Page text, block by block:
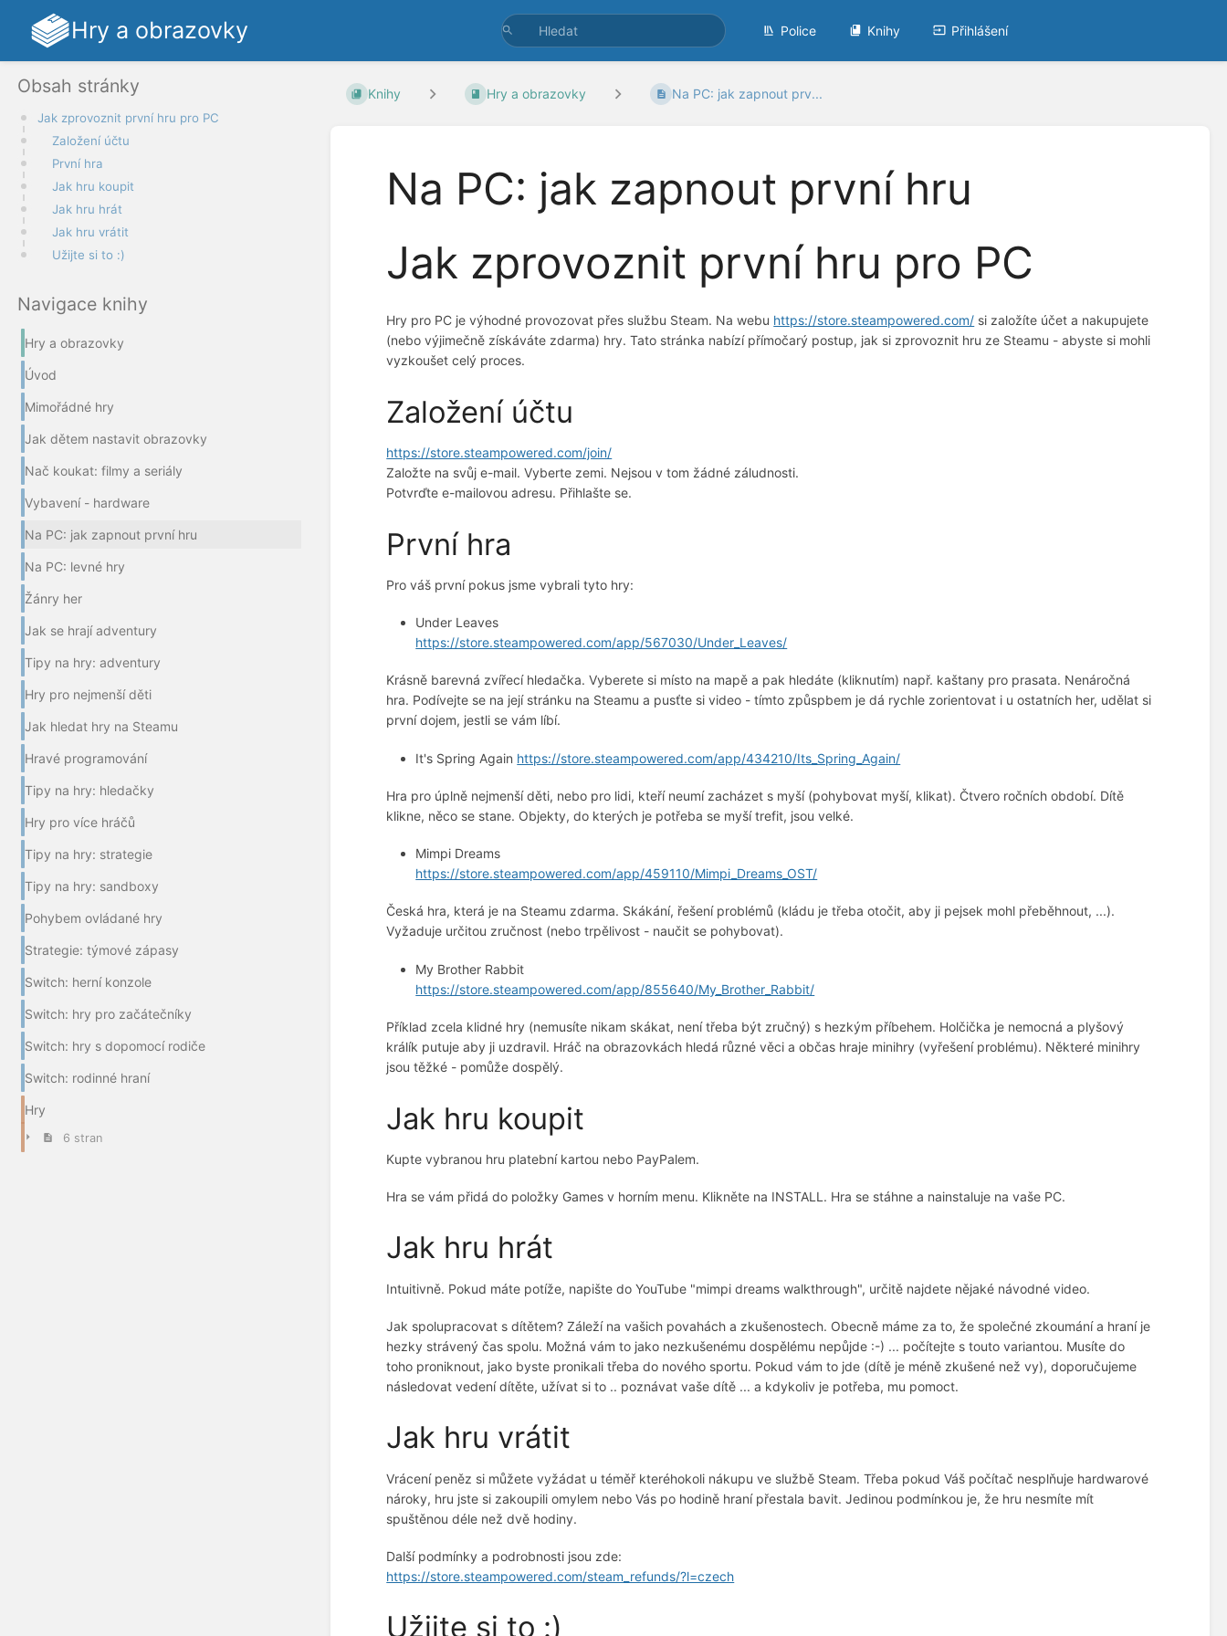
Hry a obrazovky Police Knihy Přihlášení
Obsah stránky
Jak zprovoznit první hru pro PC
Založení účtu
První hra
Jak hru koupit
Jak hru hrát
Jak hru vrátit
Užijte si to :)
Navigace knihy
Hry a obrazovky
Úvod
Mimořádné hry
Jak dětem nastavit obrazovky
Nač koukat: filmy a seriály
Vybavení - hardware
Na PC: jak zapnout první hru
Na PC: levné hry
Žánry her
Jak se hrají adventury
Tipy na hry: adventury
Hry pro nejmenší děti
Jak hledat hry na Steamu
Hravé programování
Tipy na hry: hledačky
Hry pro více hráčů
Tipy na hry: strategie
Tipy na hry: sandboxy
Pohybem ovládané hry
Strategie: týmové zápasy
Switch: herní konzole
Switch: hry pro začátečníky
Switch: hry s dopomocí rodiče
Switch: rodinné hraní
Hry
6 stran
Knihy Hry a obrazovky Na PC: jak zapnout prv...
Na PC: jak zapnout první hru
Jak zprovoznit první hru pro PC
Hry pro PC je výhodné provozovat přes službu Steam. Na webu https://store.steampowered.com/ si založíte účet a nakupujete
(nebo výjimečně získáváte zdarma) hry. Tato stránka nabízí přímočarý postup, jak si zprovoznit hru ze Steamu - abyste si mohli
vyzkoušet celý proces.
Založení účtu
https://store.steampowered.com/join/
Založte na svůj e-mail. Vyberte zemi. Nejsou v tom žádné záludnosti.
Potvrďte e-mailovou adresu. Přihlašte se.
První hra
Pro váš první pokus jsme vybrali tyto hry:
Under Leaves
https://store.steampowered.com/app/567030/Under_Leaves/
Krásně barevná zvířecí hledačka. Vyberete si místo na mapě a pak hledáte (kliknutím) např. kaštany pro prasata. Nenáročná
hra. Podívejte se na její stránku na Steamu a pusťte si video - tímto způspbem je dá rychle zorientovat i u ostatních her, udělat si
první dojem, jestli se vám líbí.
It's Spring Again https://store.steampowered.com/app/434210/Its_Spring_Again/
Hra pro úplně nejmenší děti, nebo pro lidi, kteří neumí zacházet s myší (pohybovat myší, klikat). Čtvero ročních období. Dítě
klikne, něco se stane. Objekty, do kterých je potřeba se myší trefit, jsou velké.
Mimpi Dreams
https://store.steampowered.com/app/459110/Mimpi_Dreams_OST/
Česká hra, která je na Steamu zdarma. Skákání, řešení problémů (kládu je třeba otočit, aby ji pejsek mohl přeběhnout, ...).
Vyžaduje určitou zručnost (nebo trpělivost - naučit se pohybovat).
My Brother Rabbit
https://store.steampowered.com/app/855640/My_Brother_Rabbit/
Příklad zcela klidné hry (nemusíte nikam skákat, není třeba být zručný) s hezkým příbehem. Holčička je nemocná a plyšový
králík putuje aby ji uzdravil. Hráč na obrazovkách hledá různé věci a občas hraje minihry (vyřešení problému). Některé minihry
jsou těžké - pomůže dospělý.
Jak hru koupit
Kupte vybranou hru platební kartou nebo PayPalem.
Hra se vám přidá do položky Games v horním menu. Klikněte na INSTALL. Hra se stáhne a nainstaluje na vaše PC.
Jak hru hrát
Intuitivně. Pokud máte potíže, napište do YouTube "mimpi dreams walkthrough", určitě najdete nějaké návodné video.
Jak spolupracovat s dítětem? Záleží na vašich povahách a zkušenostech. Obecně máme za to, že společné zkoumání a hraní je
hezky strávený čas spolu. Možná vám to jako nezkušenému dospělému nepůjde :-) ... počítejte s touto variantou. Musíte do
toho proniknout, jako byste pronikali třeba do nového sportu. Pokud vám to jde (dítě je méně zkušené než vy), doporučujeme
následovat vedení dítěte, užívat si to .. poznávat vaše dítě ... a kdykoliv je potřeba, mu pomoct.
Jak hru vrátit
Vrácení peněz si můžete vyžádat u téměř kteréhokoli nákupu ve službě Steam. Třeba pokud Váš počítač nesplňuje hardwarové
nároky, hru jste si zakoupili omylem nebo Vás po hodině hraní přestala bavit. Jedinou podmínkou je, že hru nesmíte mít
spuštěnou déle než dvě hodiny.
Další podmínky a podrobnosti jsou zde:
https://store.steampowered.com/steam_refunds/?l=czech
Užijte si to :)